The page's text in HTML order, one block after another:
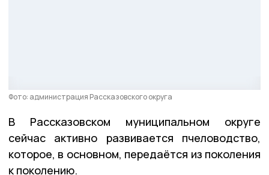
Фото: администрация Рассказовского округа
В Рассказовском муниципальном округе
сейчас активно развивается пчеловодство,
которое, в основном, передаётся из поколения
к поколению.